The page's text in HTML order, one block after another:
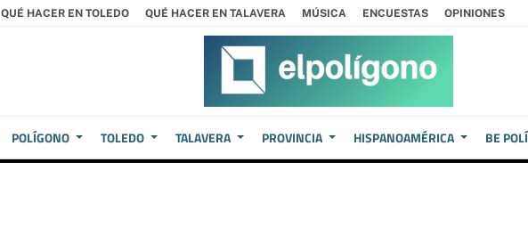
QUÉ HACER EN TOLEDO QUÉ HACER EN TALAVERA MÚSICA ENCUESTAS OPINIONES
POLÍGONO TOLEDO TALAVERA PROVINCIA HISPANOAMÉRICA BE